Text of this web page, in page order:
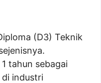
(D3) Teknik
tahun sebagai
di industri